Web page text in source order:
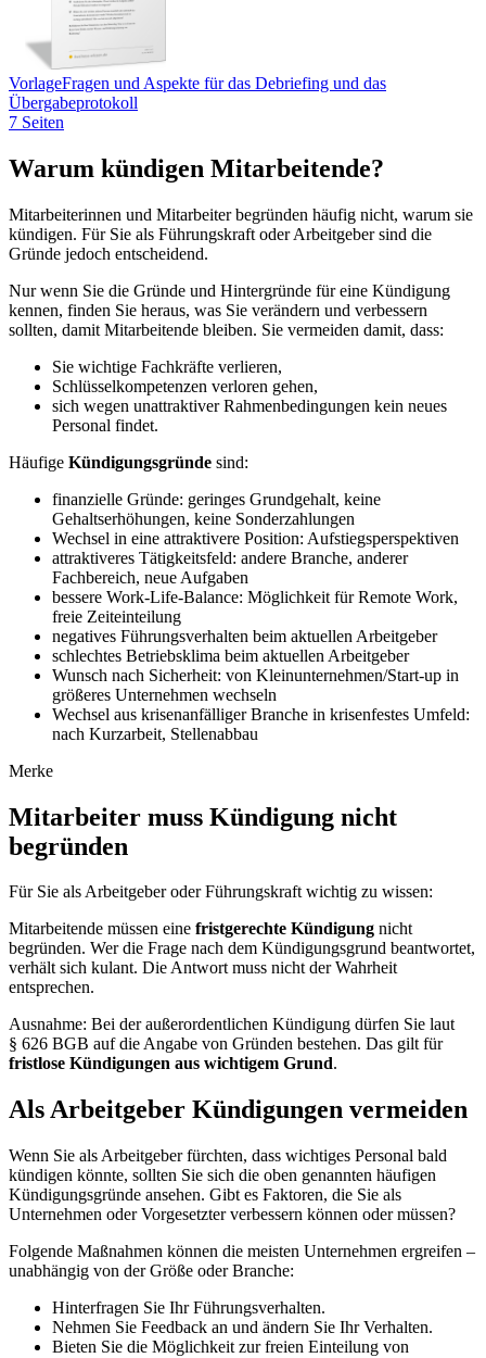
VorlageFragen und Aspekte für das Debriefing und das
Übergabeprotokoll
7 Seiten
Warum kündigen Mitarbeitende?
Mitarbeiterinnen und Mitarbeiter begründen häufig nicht, warum sie
kündigen. Für Sie als Führungskraft oder Arbeitgeber sind die
Gründe jedoch entscheidend.
Nur wenn Sie die Gründe und Hintergründe für eine Kündigung
kennen, finden Sie heraus, was Sie verändern und verbessern
sollten, damit Mitarbeitende bleiben. Sie vermeiden damit, dass:
Sie wichtige Fachkräfte verlieren,
Schlüsselkompetenzen verloren gehen,
sich wegen unattraktiver Rahmenbedingungen kein neues
Personal findet.
Häufige Kündigungsgründe sind:
finanzielle Gründe: geringes Grundgehalt, keine
Gehaltserhöhungen, keine Sonderzahlungen
Wechsel in eine attraktivere Position: Aufstiegsperspektiven
attraktiveres Tätigkeitsfeld: andere Branche, anderer
Fachbereich, neue Aufgaben
bessere Work-Life-Balance: Möglichkeit für Remote Work,
freie Zeiteinteilung
negatives Führungsverhalten beim aktuellen Arbeitgeber
schlechtes Betriebsklima beim aktuellen Arbeitgeber
Wunsch nach Sicherheit: von Kleinunternehmen/Start-up in
größeres Unternehmen wechseln
Wechsel aus krisenanfälliger Branche in krisenfestes Umfeld:
nach Kurzarbeit, Stellenabbau
Merke
Mitarbeiter muss Kündigung nicht
begründen
Für Sie als Arbeitgeber oder Führungskraft wichtig zu wissen:
Mitarbeitende müssen eine fristgerechte Kündigung nicht
begründen. Wer die Frage nach dem Kündigungsgrund beantwortet,
verhält sich kulant. Die Antwort muss nicht der Wahrheit
entsprechen.
Ausnahme: Bei der außerordentlichen Kündigung dürfen Sie laut
§ 626 BGB auf die Angabe von Gründen bestehen. Das gilt für
fristlose Kündigungen aus wichtigem Grund.
Als Arbeitgeber Kündigungen vermeiden
Wenn Sie als Arbeitgeber fürchten, dass wichtiges Personal bald
kündigen könnte, sollten Sie sich die oben genannten häufigen
Kündigungsgründe ansehen. Gibt es Faktoren, die Sie als
Unternehmen oder Vorgesetzter verbessern können oder müssen?
Folgende Maßnahmen können die meisten Unternehmen ergreifen –
unabhängig von der Größe oder Branche:
Hinterfragen Sie Ihr Führungsverhalten.
Nehmen Sie Feedback an und ändern Sie Ihr Verhalten.
Bieten Sie die Möglichkeit zur freien Einteilung von